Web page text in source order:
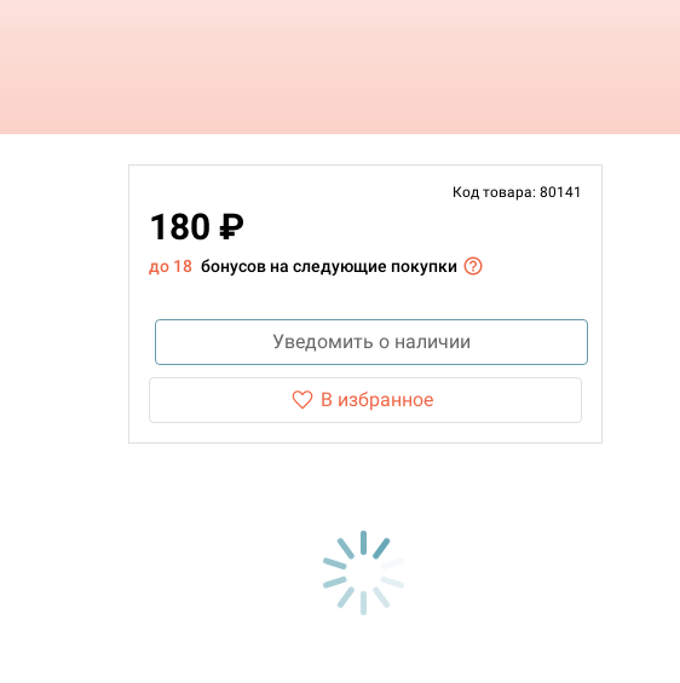
Код товара: 80141
180 ₽
до 18 бонусов на следующие покупки
Уведомить о наличии
В избранное